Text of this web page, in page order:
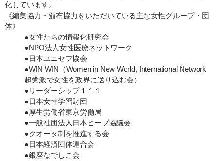
化しています。
《編集協力・頒布協力をいただいている主な女性グループ・団
体》
●女性たちの情報化研究会
●NPO法人女性医療ネットワーク
●日本ユニセフ協会
●WIN WIN（Women in New World, International Network
超党派で女性を政界に送り込む会）
●リーダーシップ１１１
●日本女性学習財団
●厚生労働省東京労働局
●一般社団法人日本ヒーブ協議会
●クオータ制を推進する会
●日本経済団体連合会
●銀座なでしこ会